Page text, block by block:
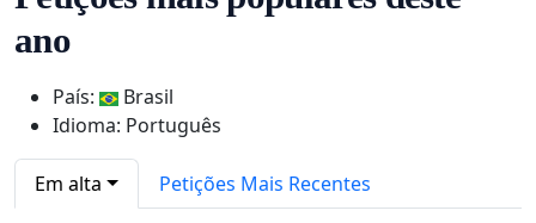
ano
País:
Brasil
Idioma: Português
Em alta Petições Mais Recentes